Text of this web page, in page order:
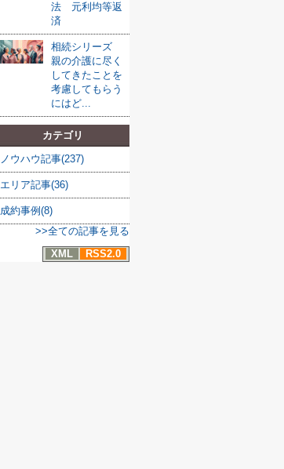
法 元利均等返
済
相続シリーズ
親の介護に尽く
してきたことを
考慮してもらう
にはど...
カテゴリ
ノウハウ記事(237)
エリア記事(36)
成約事例(8)
>>全ての記事を見る
XML
RSS2.0